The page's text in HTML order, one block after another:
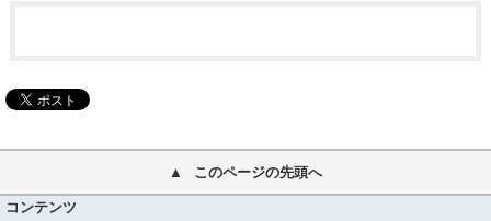
このページの先頭へ
コンテンツ